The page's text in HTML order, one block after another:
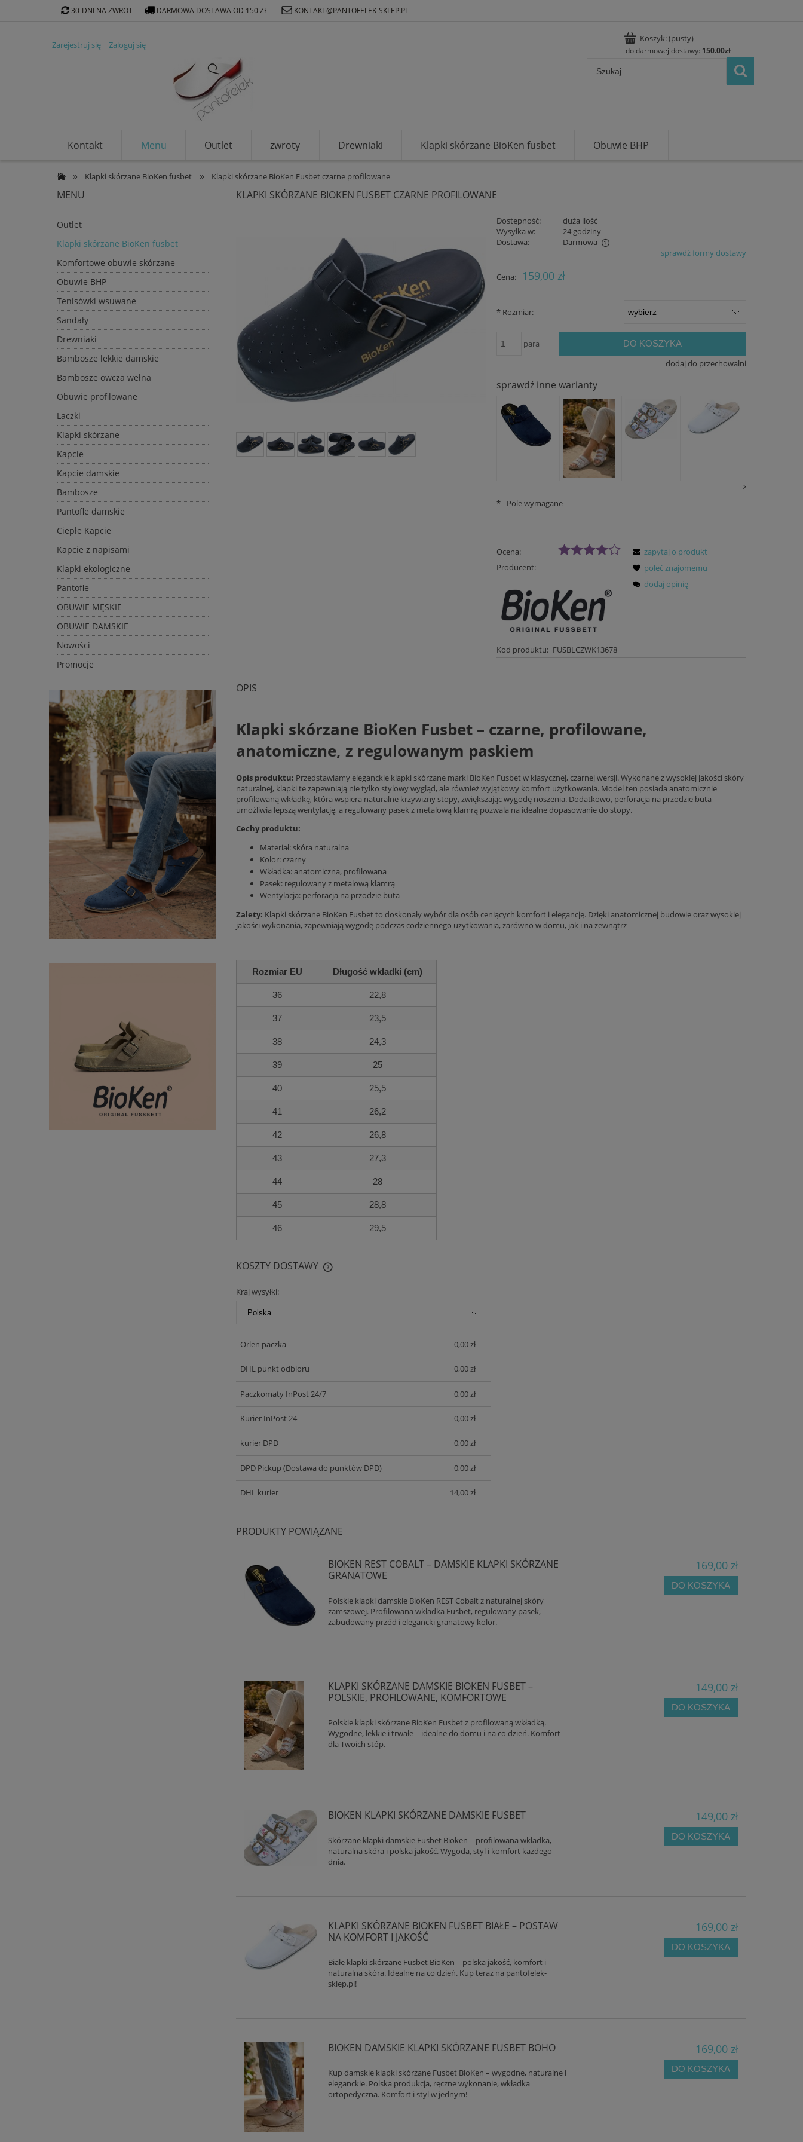
Zarejestruj się Zaloguj się
Koszyk:(pusty)
do darmowej dostawy: 150.00zł
Kontakt Menu Outlet zwroty Drewniaki Klapki skórzane BioKen fusbet Obuwie BHP
Klapki ekologiczne
» Klapki skórzane BioKen fusbet » Klapki skórzane BioKen Fusbet czarne profilowane
30-DNI NA ZWROT DARMOWA DOSTAWA OD 150 ZŁ KONTAKT@PANTOFELEK-SKLEP.PL
MENU
Outlet
Klapki skórzane BioKen fusbet
Komfortowe obuwie skórzane
Obuwie BHP
Tenisówki wsuwane
Sandały
Drewniaki
Bambosze lekkie damskie
Bambosze owcza wełna
Obuwie profilowane
Laczki
Klapki skórzane
Kapcie
Kapcie damskie
Bambosze
Pantofle damskie
Ciepłe Kapcie
Kapcie z napisami
Klapki ekologiczne
Pantofle
OBUWIE MĘSKIE
OBUWIE DAMSKIE
Nowości
Promocje
KLAPKI SKÓRZANE BIOKEN FUSBET CZARNE PROFILOWANE
Dostępność:
duża ilość
Wysyłka w:
24 godziny
Dostawa:
Darmowa
Cena nie zawiera ewentualnych kosztów
sprawdź formy dostawy
Cena: 159,00 zł
* Rozmiar:
para DO KOSZYKA
dodaj do przechowalni
sprawdź inne warianty
*- Pole wymagane
Ocena:
Producent:
Kod produktu: FUSBLCZWK13678
zapytaj o produkt
poleć znajomemu
dodaj opinię
OPIS
Klapki skórzane BioKen Fusbet – czarne, profilowane,
anatomiczne, z regulowanym paskiem
Opis produktu: Przedstawiamy eleganckie klapki skórzane marki BioKen Fusbet w klasycznej, czarnej wersji. Wykonane z wysokiej jakości skóry
naturalnej, klapki te zapewniają nie tylko stylowy wygląd, ale również wyjątkowy komfort użytkowania. Model ten posiada anatomicznie
profilowaną wkładkę, która wspiera naturalne krzywizny stopy, zwiększając wygodę noszenia. Dodatkowo, perforacja na przodzie buta
umożliwia lepszą wentylację, a regulowany pasek z metalową klamrą pozwala na idealne dopasowanie do stopy.
Cechy produktu:
Materiał: skóra naturalna
Kolor: czarny
Wkładka: anatomiczna, profilowana
Pasek: regulowany z metalową klamrą
Wentylacja: perforacja na przodzie buta
Zalety: Klapki skórzane BioKen Fusbet to doskonały wybór dla osób ceniących komfort i elegancję. Dzięki anatomicznej budowie oraz wysokiej
jakości wykonania, zapewniają wygodę podczas codziennego użytkowania, zarówno w domu, jak i na zewnątrz
Rozmiar EU Długość wkładki (cm)
36 22,8
37 23,5
38 24,3
39 25
40 25,5
41 26,2
42 26,8
43 27,3
44 28
45 28,8
46 29,5
KOSZTY DOSTAWY
Kraj wysyłki:
Orlen paczka 0,00 zł
DHL punkt odbioru 0,00 zł
Paczkomaty InPost 24/7 0,00 zł
Kurier InPost 24 0,00 zł
kurier DPD 0,00 zł
DPD Pickup (Dostawa do punktów DPD) 0,00 zł
DHL kurier 14,00 zł
PRODUKTY POWIĄZANE
BIOKEN REST COBALT – DAMSKIE KLAPKI SKÓRZANE
GRANATOWE
Polskie klapki damskie BioKen REST Cobalt z naturalnej skóry
zamszowej. Profilowana wkładka Fusbet, regulowany pasek,
zabudowany przód i elegancki granatowy kolor.
169,00 zł
DO KOSZYKA
KLAPKI SKÓRZANE DAMSKIE BIOKEN FUSBET –
POLSKIE, PROFILOWANE, KOMFORTOWE
Polskie klapki skórzane BioKen Fusbet z profilowaną wkładką.
Wygodne, lekkie i trwałe – idealne do domu i na co dzień. Komfort
dla Twoich stóp.
149,00 zł
DO KOSZYKA
BIOKEN KLAPKI SKÓRZANE DAMSKIE FUSBET
Skórzane klapki damskie Fusbet Bioken – profilowana wkładka,
naturalna skóra i polska jakość. Wygoda, styl i komfort każdego
dnia.
149,00 zł
DO KOSZYKA
KLAPKI SKÓRZANE BIOKEN FUSBET BIAŁE – POSTAW
NA KOMFORT I JAKOŚĆ
Białe klapki skórzane Fusbet BioKen – polska jakość, komfort i
naturalna skóra. Idealne na co dzień. Kup teraz na pantofelek-
sklep.pl!
169,00 zł
DO KOSZYKA
BIOKEN DAMSKIE KLAPKI SKÓRZANE FUSBET BOHO
Kup damskie klapki skórzane Fusbet BioKen – wygodne, naturalne i
eleganckie. Polska produkcja, ręczne wykonanie, wkładka
ortopedyczna. Komfort i styl w jednym!
169,00 zł
DO KOSZYKA